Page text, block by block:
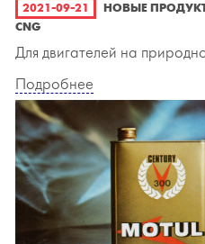
2021-09-21
НОВЫЕ
CNG
Для двигателей на
Подробнее